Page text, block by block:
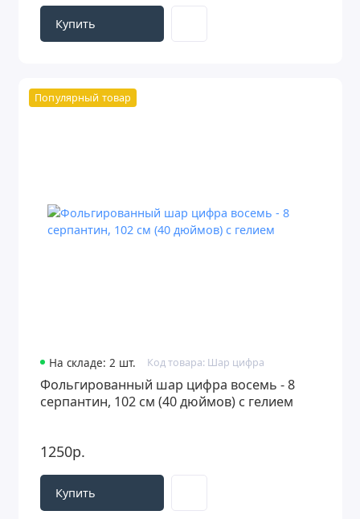
Купить
Популярный товар
На складе: 2 шт. Код товара: Шар цифра
Фольгированный шар цифра восемь - 8
серпантин, 102 см (40 дюймов) с гелием
1250р.
Купить